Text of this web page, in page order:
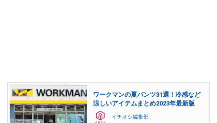
ワークマンの夏パンツ31選！冷感など
涼しいアイテムまとめ2023年最新版
イチオシ編集部